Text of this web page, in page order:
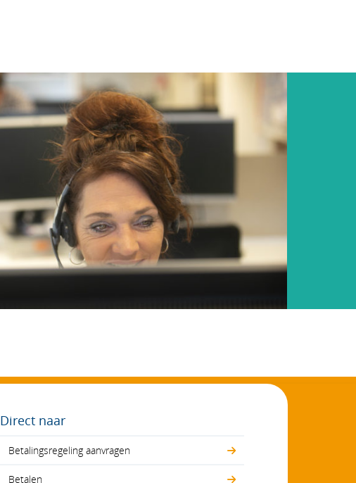
Direct naar
Betalingsregeling aanvragen
Betalen